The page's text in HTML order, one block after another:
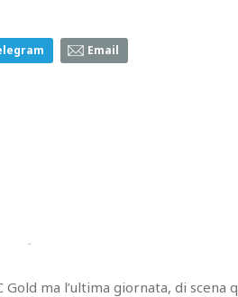
Email
ma l’ultima giornata, di scena